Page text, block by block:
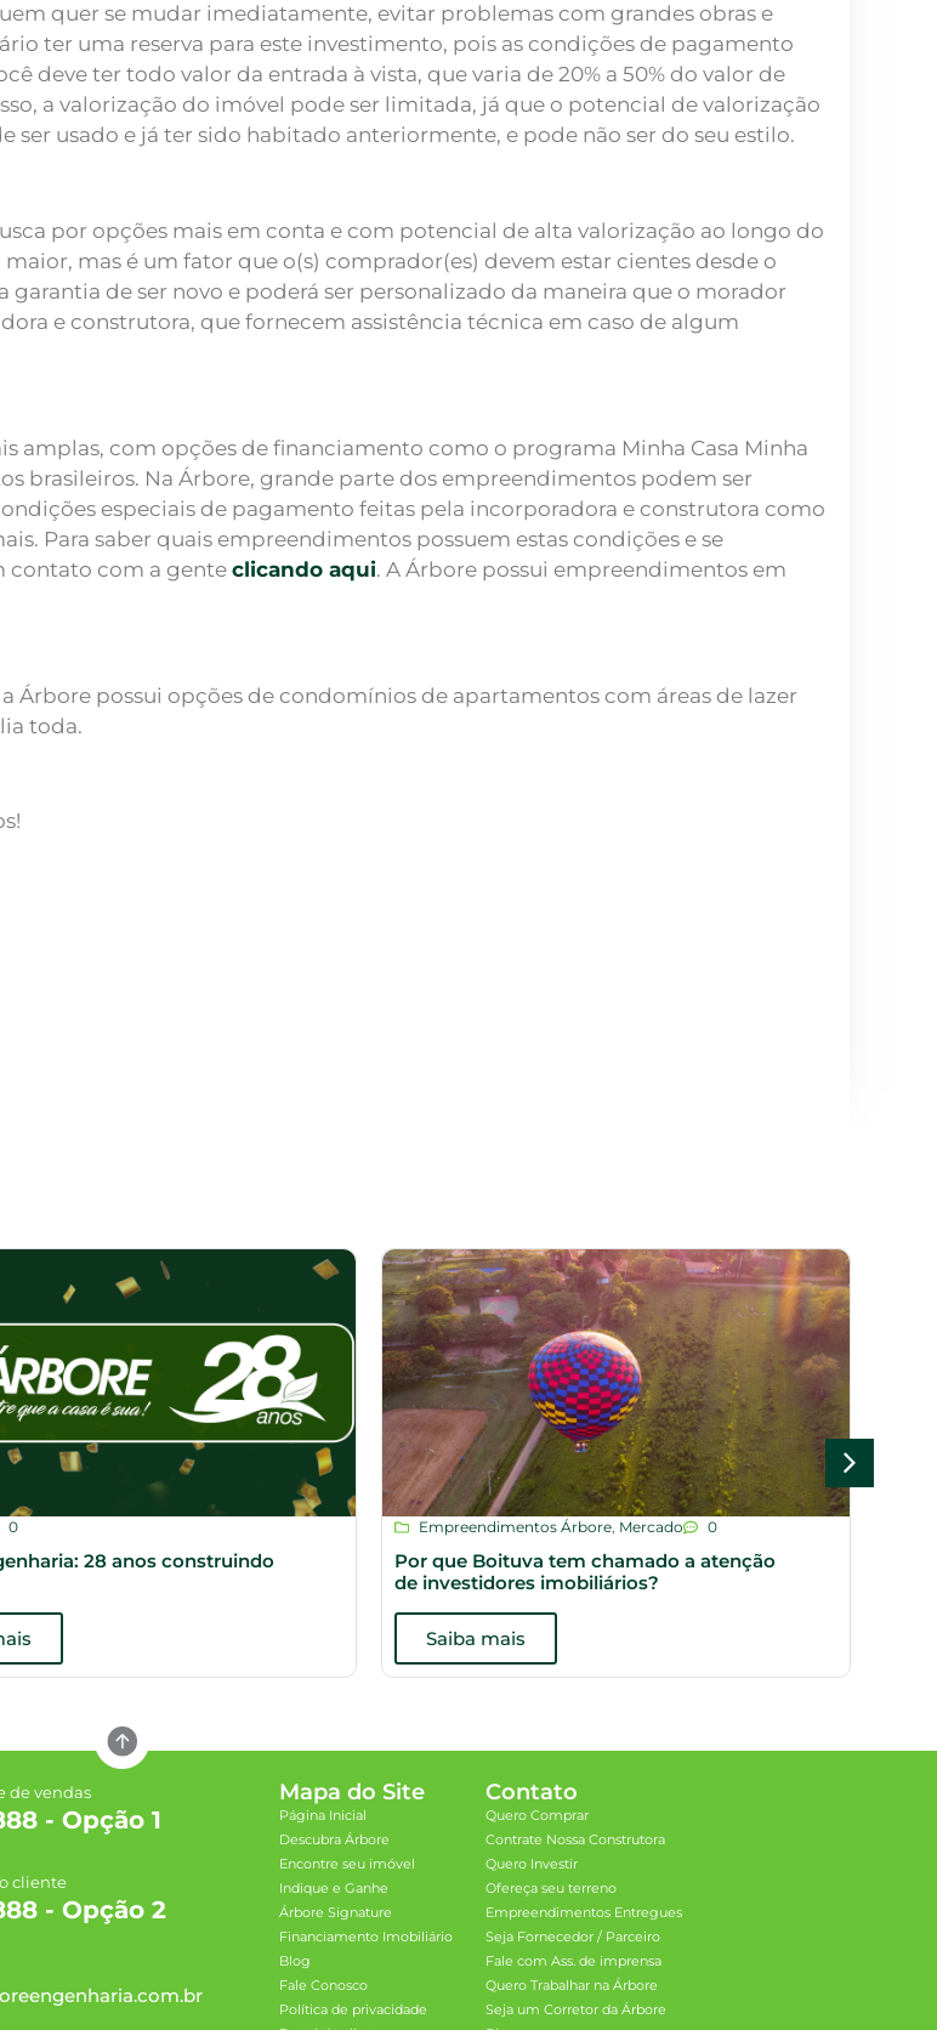
quer se mudar imediatamente, evitar problemas com grandes obras e
ter uma reserva para este investimento, pois as condições de pagamento
deve ter todo valor da entrada à vista, que varia de 20% a 50% do valor de
a valorização do imóvel pode ser limitada, já que o potencial de valorização
usado e já ter sido habitado anteriormente, e pode não ser do seu estilo.
por opções mais em conta e com potencial de alta valorização ao longo do
mas é um fator que o(s) comprador(es) devem estar cientes desde o
de ser novo e poderá ser personalizado da maneira que o morador
e construtora, que fornecem assistência técnica em caso de algum
amplas, com opções de financiamento como o programa Minha Casa Minha
brasileiros. Na Árbore, grande parte dos empreendimentos podem ser
especiais de pagamento feitas pela incorporadora e construtora como
Para saber quais empreendimentos possuem estas condições e se
contato com a gente clicando aqui. A Árbore possui empreendimentos em
Árbore possui opções de condomínios de apartamentos com áreas de lazer
toda.
0
28 anos construindo
Empreendimentos Árbore Mercado 0
Por que Boituva tem chamado a atenção
de investidores imobiliários?
Saiba mais
de vendas
- Opção 1
cliente
- Opção 2
Mapa do Site
Página Inicial
Descubra Árbore
Encontre seu imóvel
Indique e Ganhe
Árbore Signature
Financiamento Imobiliário
Blog
Fale Conosco
Política de privacidade
Contato
Quero Comprar
Contrate Nossa Construtora
Quero Investir
Ofereça seu terreno
Empreendimentos Entregues
Seja Fornecedor / Parceiro
Fale com Ass. de imprensa
Quero Trabalhar na Árbore
Seja um Corretor da Árbore